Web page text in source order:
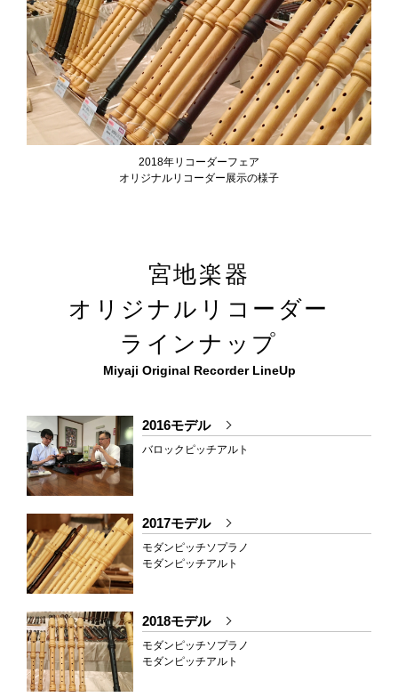
2018年リコーダーフェア
オリジナルリコーダー展示の様子
宮地楽器
オリジナルリコーダー
ラインナップ
Miyaji Original Recorder LineUp
2016モデル
バロックピッチアルト
2017モデル
モダンピッチソプラノ
モダンピッチアルト
2018モデル
モダンピッチソプラノ
モダンピッチアルト